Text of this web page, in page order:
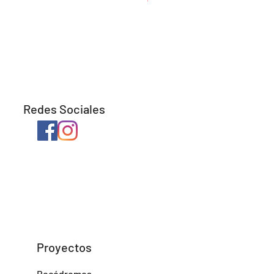
Redes Sociales
Proyectos